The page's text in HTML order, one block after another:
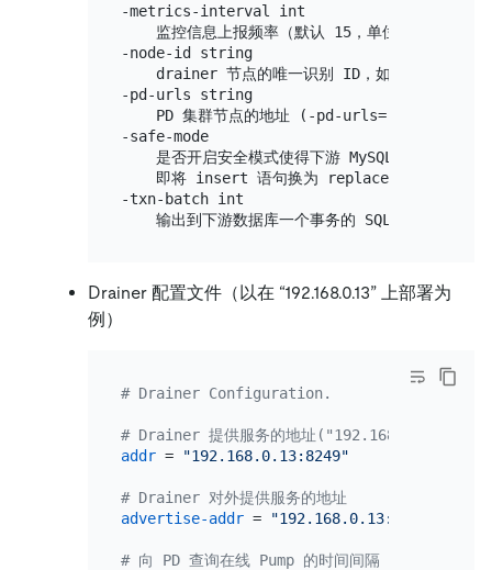
-metrics-interval int
    监控信息上报频率（默认 15，单位：秒）
-node-id string
drainer 节点的唯一识别 ID，如果不指定，程
-pd-urls string
    PD 集群节点的地址 (-pd-urls=
"http://
-safe-mode
是否开启安全模式使得下游 MySQL/TiDB 可被
即将 insert 语句换为 replace 语句，将
-txn-batch int
Drainer 配置文件（以在 “192.168.0.13” 上部署为
例）
# Drainer Configuration.
# Drainer 提供服务的地址
addr = "192.168.0.13:8249"
# Drainer 对外提供服务的地址
advertise-addr = "192.168.0.13:8249"
# 向 PD 查询在线 Pump 的时间间隔 (默认 10，